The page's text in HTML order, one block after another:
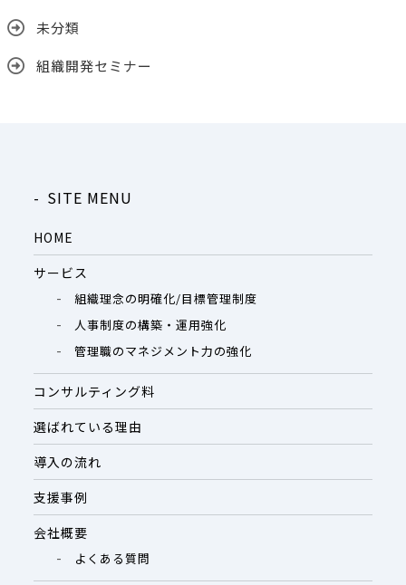
未分類
組織開発セミナー
SITE MENU
HOME
サービス
組織理念の明確化/目標管理制度
人事制度の構築・運用強化
管理職のマネジメント力の強化
コンサルティング料
選ばれている理由
導入の流れ
支援事例
会社概要
よくある質問